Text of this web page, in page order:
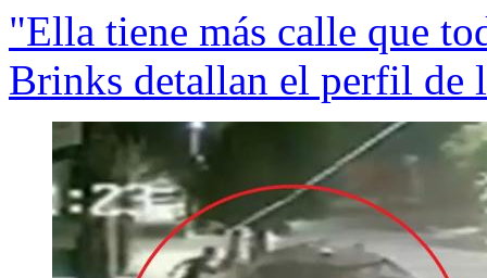
"Ella tiene más calle que
Brinks detallan el perfil de